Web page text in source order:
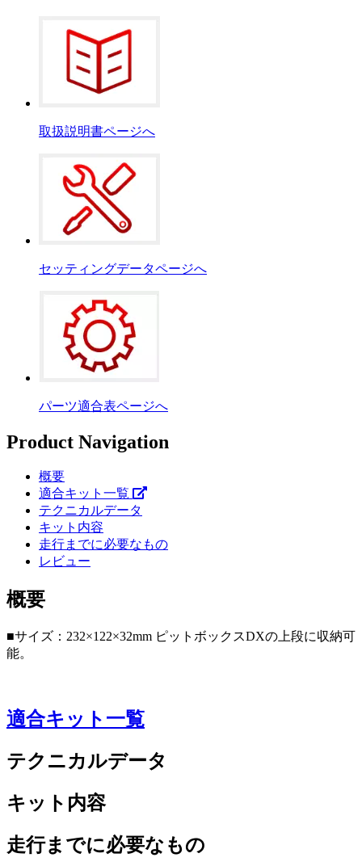
取扱説明書ページへ
セッティングデータページへ
パーツ適合表ページへ
Product Navigation
概要
適合キット一覧
テクニカルデータ
キット内容
走行までに必要なもの
レビュー
概要
■サイズ：232×122×32mm ピットボックスDXの上段に収納可
能。
適合キット一覧
テクニカルデータ
キット内容
走行までに必要なもの